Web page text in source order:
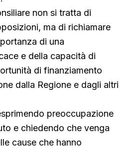
non si tratta di
ma di richiamare
di una
e della capacità di
di finanziamento
dalla Regione e dagli altri
preoccupazione
e chiedendo che venga
cause che hanno